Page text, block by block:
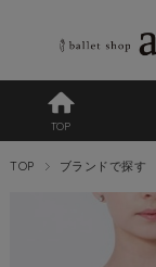
TOP
TOP ブランドで探す